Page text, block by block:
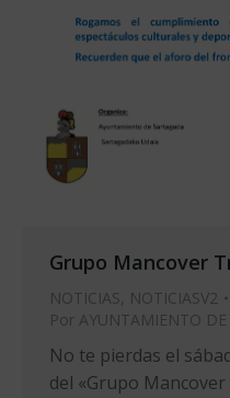
Grupo Mancover
NOTICIAS, NOTICIASV2
Por AYUNTAMIENTO DE
No te pierdas el
del «Grupo